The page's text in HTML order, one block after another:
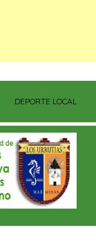
DEPORTE LOCAL